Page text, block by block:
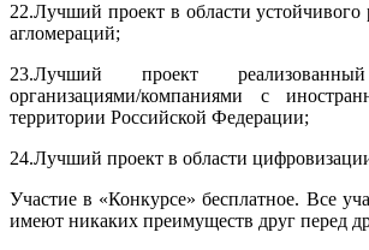
22.Лучший проект в области устойчивого
агломераций;
23.Лучший проект
организациями/компаниями с
территории Российской Федерации;
24.Лучший проект в области
Участие в «Конкурсе» бесплатное. Все
имеют никаких преимуществ друг перед